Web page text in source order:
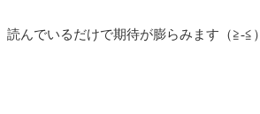
読んでいるだけで期待が膨らみます（≧-≦）